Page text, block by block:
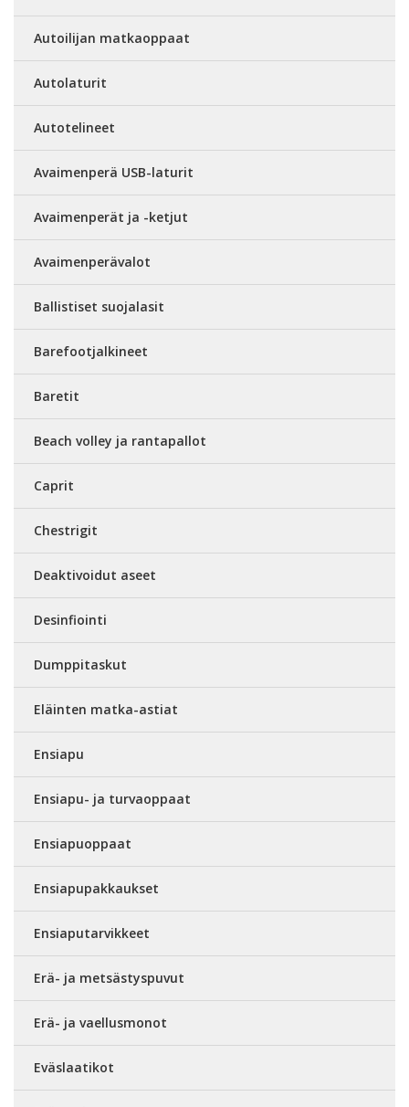
Autoilijan matkaoppaat
Autolaturit
Autotelineet
Avaimenperä USB-laturit
Avaimenperät ja -ketjut
Avaimenperävalot
Ballistiset suojalasit
Barefootjalkineet
Baretit
Beach volley ja rantapallot
Caprit
Chestrigit
Deaktivoidut aseet
Desinfiointi
Dumppitaskut
Eläinten matka-astiat
Ensiapu
Ensiapu- ja turvaoppaat
Ensiapuoppaat
Ensiapupakkaukset
Ensiaputarvikkeet
Erä- ja metsästyspuvut
Erä- ja vaellusmonot
Eväslaatikot